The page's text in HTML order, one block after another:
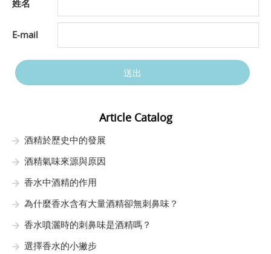
姓名
E-mail
送出
Article Catalog
酒精於歷史中的發展
酒精氣味來源與原因
香水中酒精的作用
為什麼香水含有大量酒精卻無刺鼻味？
香水噴灑時的刺鼻味是酒精嗎？
選擇香水的小撇步